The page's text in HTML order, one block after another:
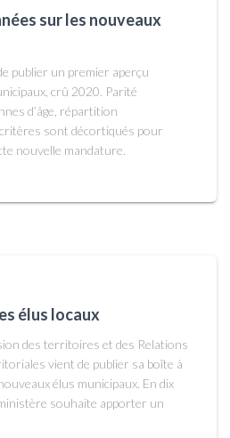
sur les nouveaux
publier un premier aperçu
crû 2020. Parité
d’âge, répartition
sont décortiqués pour
nouvelle mandature.
élus locaux
des territoires et des Relations
vient de publier sa boîte à
élus municipaux. En dix
souhaite apporter un